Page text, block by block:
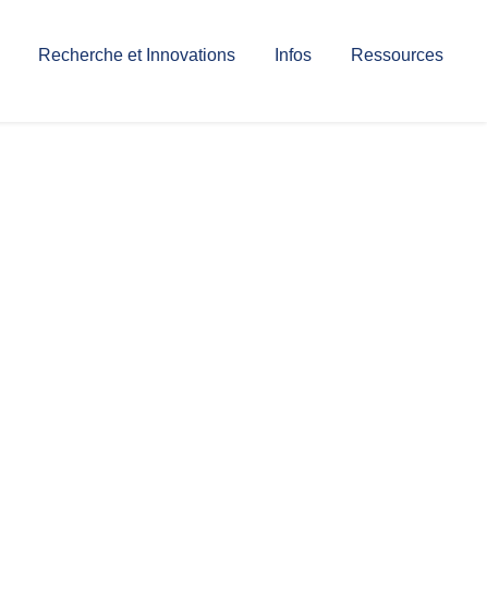
Recherche et Innovations Infos Ressources